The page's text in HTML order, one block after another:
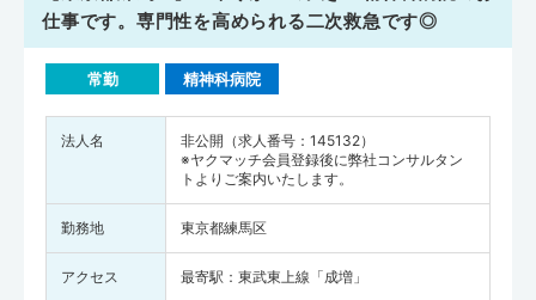
仕事です。専門性を高められる二次救急です◎
常勤 精神科病院
法人名
非公開（求人番号：145132）
※ヤクマッチ会員登録後に弊社コンサルタン
トよりご案内いたします。
勤務地 東京都練馬区
アクセス 最寄駅：東武東上線「成増」